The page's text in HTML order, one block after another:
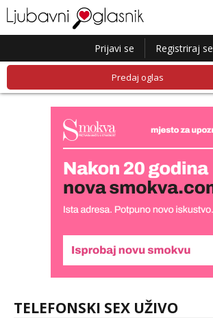
Prijavi se Registriraj se
Predaj oglas
TELEFONSKI SEX UŽIVO
Liliana
tel:0,93€ - mob:1,12€ min